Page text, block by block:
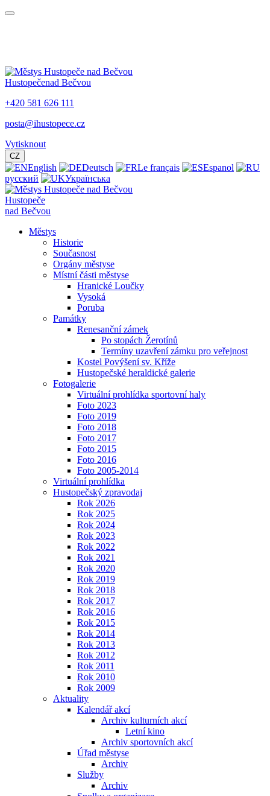
Hustopečenad Bečvou
+420 581 626 111
posta@ihustopece.cz
Vytisknout
CZ
English Deutsch Le français
Espanol
русский
Українська
Hustopeče
nad Bečvou
Městys
Historie
Současnost
Orgány městyse
Místní části městyse
Hranické Loučky
Vysoká
Poruba
Památky
Renesanční zámek
Po stopách Žerotínů
Termíny uzavření zámku pro veřejnost
Kostel Povýšení sv. Kříže
Hustopečské heraldické galerie
Fotogalerie
Virtuální prohlídka sportovní haly
Foto 2023
Foto 2019
Foto 2018
Foto 2017
Foto 2015
Foto 2016
Foto 2005-2014
Virtuální prohlídka
Hustopečský zpravodaj
Rok 2026
Rok 2025
Rok 2024
Rok 2023
Rok 2022
Rok 2021
Rok 2020
Rok 2019
Rok 2018
Rok 2017
Rok 2016
Rok 2015
Rok 2014
Rok 2013
Rok 2012
Rok 2011
Rok 2010
Rok 2009
Aktuality
Kalendář akcí
Archiv kulturních akcí
Letní kino
Archiv sportovních akcí
Úřad městyse
Archiv
Služby
Archiv